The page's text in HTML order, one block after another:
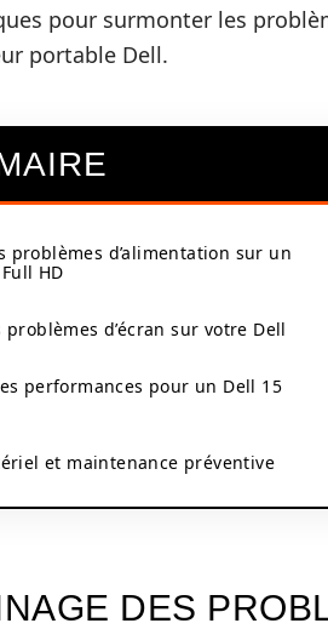
pour surmonter les
portable Dell.
problèmes d’alimentation sur un
HD
d’écran sur votre Dell
performances pour un Dell 15
et maintenance préventive
DES